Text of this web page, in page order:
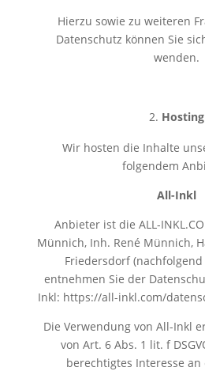
Hierzu sowie zu weiteren
Datenschutz können Sie
wenden.
Hosting
Wir hosten die Inhalte
folgendem
All-Inkl
Anbieter ist die ALL-
Münnich, Inh. René Münnich,
Friedersdorf
entnehmen Sie der
Inkl: https://all-inkl.com/
Die Verwendung von All-Inkl
von Art. 6 Abs. 1 lit. f
berechtigtes Interesse